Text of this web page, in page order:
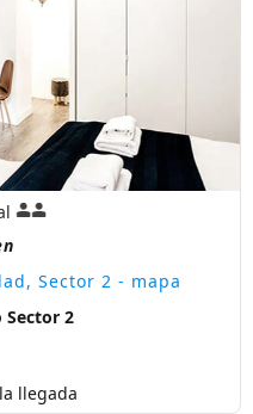
Sector 2 - mapa
Sector 2
llegada